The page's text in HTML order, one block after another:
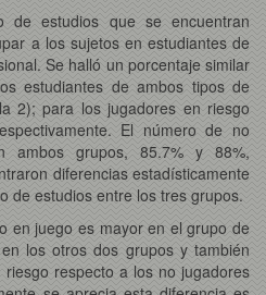
estudios que se encuentran
a los sujetos en estudiantes de
Se halló un porcentaje similar
estudiantes de ambos tipos de
2); para los jugadores en riesgo
El número de no
ambos grupos, 85.7% y 88%,
diferencias estadísticamente
de estudios entre los tres grupos.
en juego es mayor en el grupo de
los otros dos grupos y también
respecto a los no jugadores